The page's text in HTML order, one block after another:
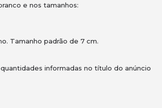
e nos tamanhos:
Tamanho padrão de 7 cm.
informadas no título do anúncio